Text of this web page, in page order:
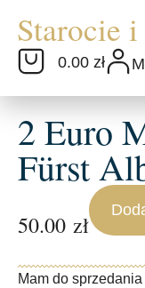
0.00 zł
2 Euro
Fürst
50.00 zł
Mam do